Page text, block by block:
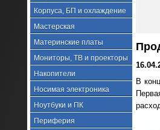
Корпуса, БП и охлаждение
Мастерская
Материнские платы
Мониторы, ТВ и проекторы
Накопители
Носимая электроника
Ноутбуки и ПК
Периферия
В